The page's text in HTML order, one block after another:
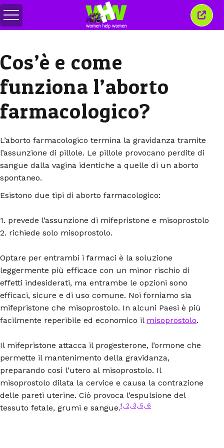
Attiva/disattiva
menu
Cos’è e come
funziona l’aborto
farmacologico?
L’aborto farmacologico termina la gravidanza tramite
l’assunzione di pillole. Le pillole provocano perdite di
sangue dalla vagina identiche a quelle di un aborto
spontaneo.
Esistono due tipi di aborto farmacologico:
1. prevede l’assunzione di mifepristone e misoprostolo
2. richiede solo misoprostolo.
Optare per entrambi i farmaci è la soluzione
leggermente più efficace con un minor rischio di
effetti indesiderati, ma entrambe le opzioni sono
efficaci, sicure e di uso comune. Noi forniamo sia
mifepristone che misoprostolo. In alcuni Paesi è più
facilmente reperibile ed economico il misoprostolo.
Il mifepristone attacca il progesterone, l’ormone che
permette il mantenimento della gravidanza,
preparando così l’utero al misoprostolo. Il
misoprostolo dilata la cervice e causa la contrazione
delle pareti uterine. Ciò provoca l’espulsione del
tessuto fetale, grumi e sangue.1, 2, 3, 5, 6